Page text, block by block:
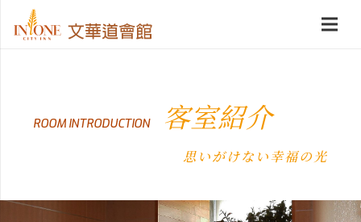
ROOM INTRODUCTION 客室紹介
思いがけない幸福の光